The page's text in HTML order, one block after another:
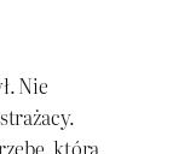
Nie
która